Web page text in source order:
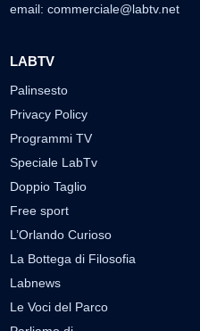
email: commerciale@labtv.net
LABTV
Palinsesto
Privacy Policy
Programmi TV
Speciale LabTv
Doppio Taglio
Free sport
L’Orlando Curioso
La Bottega di Filosofia
Labnews
Le Voci del Parco